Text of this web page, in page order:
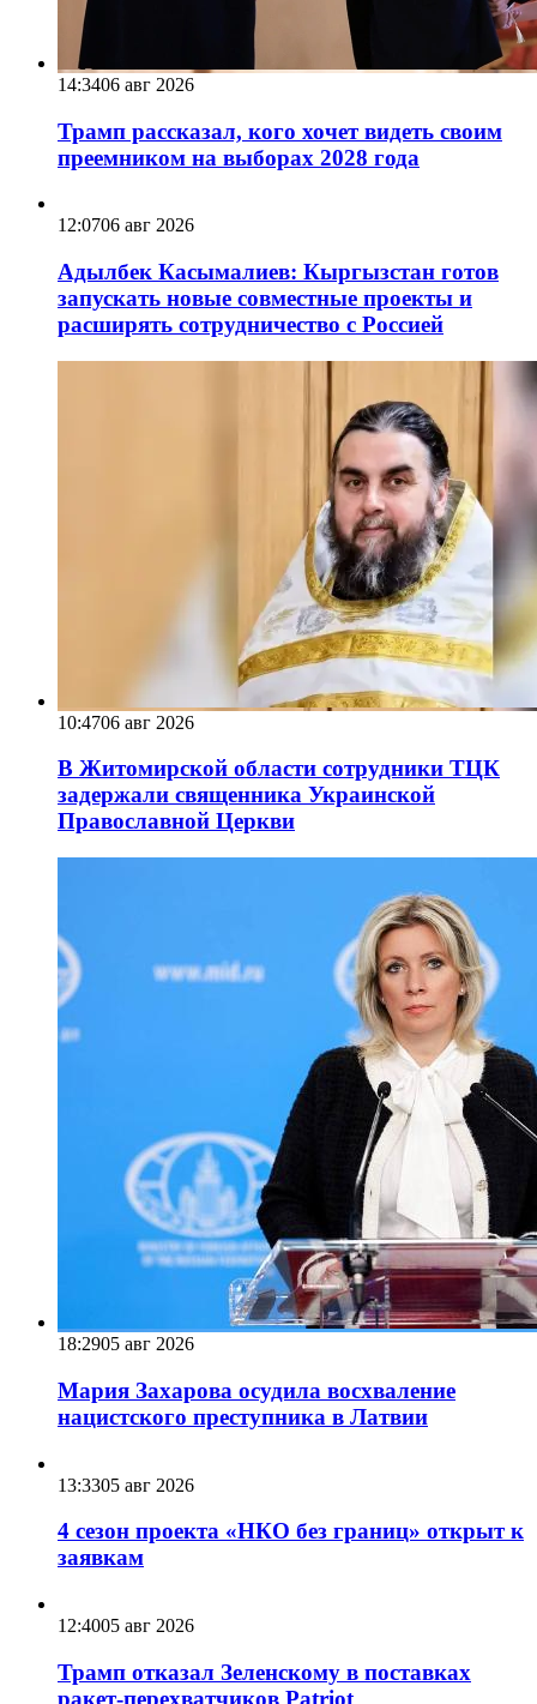
14:3406 авг 2026
Трамп рассказал, кого хочет видеть своим
преемником на выборах 2028 года
12:0706 авг 2026
Адылбек Касымалиев: Кыргызстан готов
запускать новые совместные проекты и
расширять сотрудничество с Россией
10:4706 авг 2026
В Житомирской области сотрудники ТЦК
задержали священника Украинской
Православной Церкви
18:2905 авг 2026
Мария Захарова осудила восхваление
нацистского преступника в Латвии
13:3305 авг 2026
4 сезон проекта «НКО без границ» открыт к
заявкам
12:4005 авг 2026
Трамп отказал Зеленскому в поставках
ракет-перехватчиков Patriot